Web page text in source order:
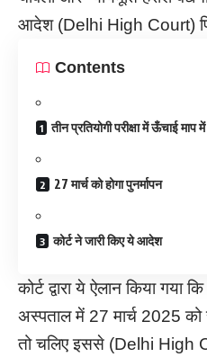
आदेश (Delhi High Court)
Contents
तीन प्रतियोगी परीक्षा में ऊँचाई माप
27 मार्च को होगा पुनर्मापन
कोर्ट ने जारी किए ये आदेश
कोर्ट द्वारा ये ऐलान किया
अस्पताल में 27 मार्च 2025
तो चलिए इससे (Delhi High